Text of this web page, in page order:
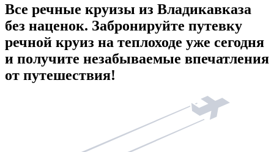
Все речные круизы из Владикавказа
без наценок. Забронируйте путевку
речной круиз на теплоходе уже сегодня
и получите незабываемые впечатления
от путешествия!